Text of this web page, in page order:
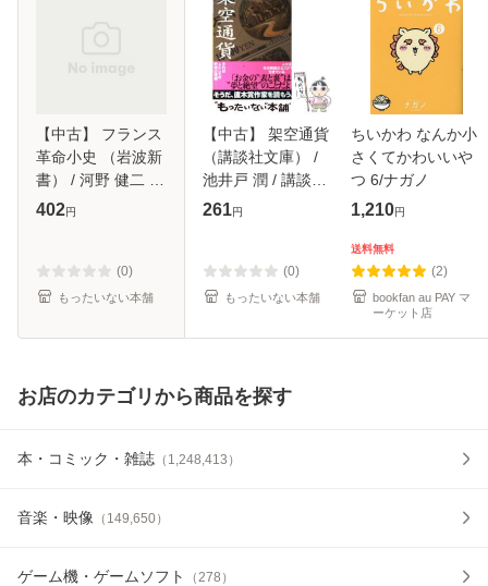
【中古】 フランス
革命小史 （岩波新
書） / 河野 健二 /
岩波書店 [新書]
402円
(0)
もったいない本舗
【中古】 架空通貨
（講談社文庫） /
池井戸 潤 / 講談社
[文庫]【メール便送
261円
(0)
もったいない本舗
ちいかわ なんか小
さくてかわいいや
つ 6/ナガノ
1,210円
送料無料
(2)
bookfan au PAY マ
ーケット店
お店のカテゴリから商品を探す
本・コミック・雑誌 （ 1,248,413 ）
音楽・映像 （ 149,650）
ゲーム機・ゲームソフト （278 ）